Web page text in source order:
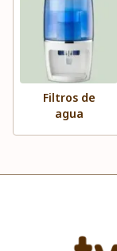
Filtros de
agua